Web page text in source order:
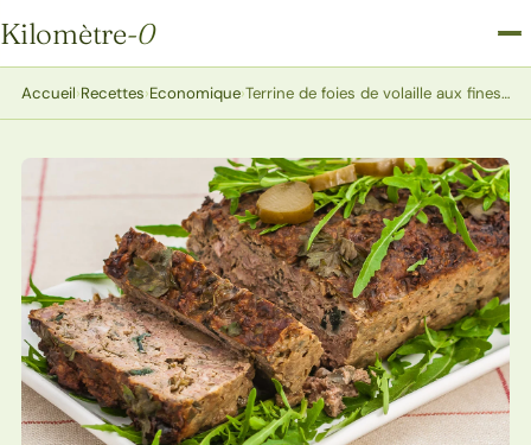
Kilomètre-0
Kilomètre-0
Accueil›Recettes›Economique› Terrine de foies de volaille aux fines herbes